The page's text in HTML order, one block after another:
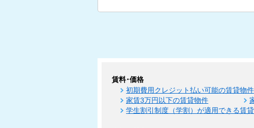
賃料･価格
初期費用クレジット払い可能の賃貸物件
家賃3万円以下の賃貸物件
学生割引制度（学割）が適用できる賃